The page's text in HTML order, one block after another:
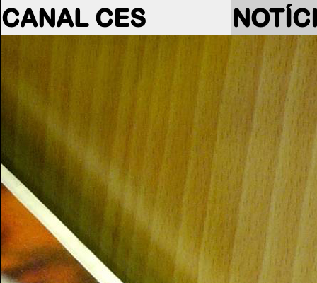
CANAL CES